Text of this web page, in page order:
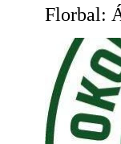
Florbal: